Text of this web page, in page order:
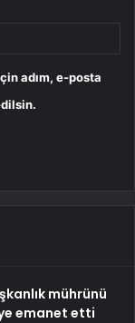
adım, e-posta
mührünü
emanet etti